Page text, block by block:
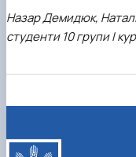
Назар Демидюк,
студенти 10 групи I